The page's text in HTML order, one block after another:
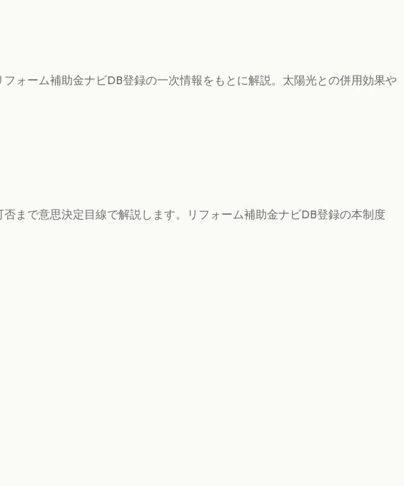
ォーム補助金ナビDB登録の一次情報をもとに解説。太陽光との併用効果や
まで意思決定目線で解説します。リフォーム補助金ナビDB登録の本制度